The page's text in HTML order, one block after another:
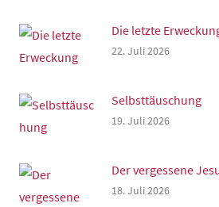
Die letzte
22. Juli 2026
Selbsttäuschung
19. Juli 2026
Der vergessene
18. Juli 2026